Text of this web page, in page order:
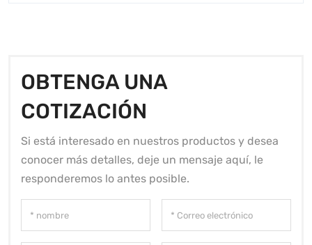
OBTENGA UNA
COTIZACIÓN
Si está interesado en nuestros productos y desea
conocer más detalles, deje un mensaje aquí, le
responderemos lo antes posible.